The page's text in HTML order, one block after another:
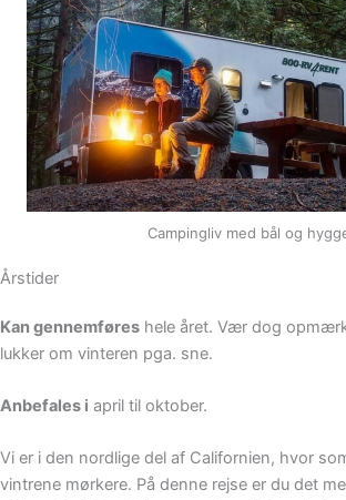
Campingliv med bål og
Årstider
Kan gennemføres hele året. Vær dog
lukker om vinteren pga. sne.
Anbefales i april til oktober.
Vi er i den nordlige del af Californien, hvor
vintrene mørkere. På denne rejse er du det